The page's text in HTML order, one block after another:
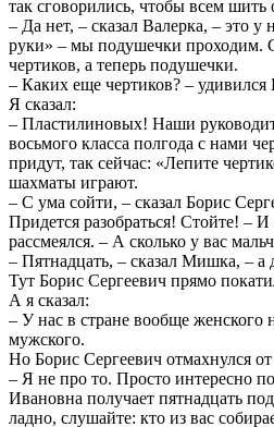
так сговорились, чтобы всем шить
– Да нет, – сказал Валерка, – это
руки» – мы подушечки проходим.
чертиков, а теперь подушечки.
– Каких еще чертиков? – удивился
Я сказал:
– Пластилиновых! Наши
восьмого класса полгода с нами
придут, так сейчас: «Лепите
шахматы играют.
– С ума сойти, – сказал Борис
Придется разобраться! Стойте! – И
рассмеялся. – А сколько у вас
– Пятнадцать, – сказал Мишка, – а
Тут Борис Сергеевич прямо
А я сказал:
– У нас в стране вообще женского
мужского.
Но Борис Сергеевич отмахнулся
– Я не про то. Просто интересно
Ивановна получает пятнадцать
ладно, слушайте: кто из вас